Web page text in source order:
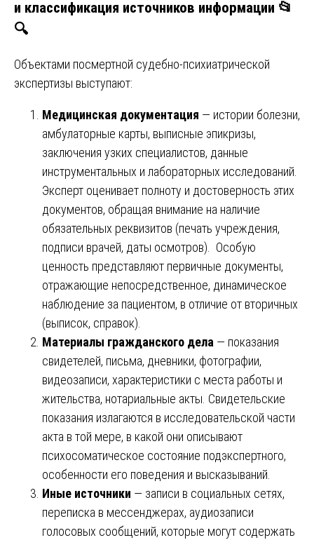
и классификация источников информации 📂
🔍
Объектами посмертной судебно-психиатрической
экспертизы выступают:
Медицинская документация — истории болезни,
амбулаторные карты, выписные эпикризы,
заключения узких специалистов, данные
инструментальных и лабораторных исследований.
Эксперт оценивает полноту и достоверность этих
документов, обращая внимание на наличие
обязательных реквизитов (печать учреждения,
подписи врачей, даты осмотров). Особую
ценность представляют первичные документы,
отражающие непосредственное, динамическое
наблюдение за пациентом, в отличие от вторичных
(выписок, справок).
Материалы гражданского дела — показания
свидетелей, письма, дневники, фотографии,
видеозаписи, характеристики с места работы и
жительства, нотариальные акты. Свидетельские
показания излагаются в исследовательской части
акта в той мере, в какой они описывают
психосоматическое состояние подэкспертного,
особенности его поведения и высказываний.
Иные источники — записи в социальных сетях,
переписка в мессенджерах, аудиозаписи
голосовых сообщений, которые могут содержать